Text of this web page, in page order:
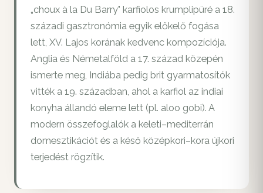
„choux à la Du Barry" karfiolos krumplipüré a 18.
századi gasztronómia egyik előkelő fogása
lett, XV. Lajos korának kedvenc kompozíciója.
Anglia és Németalföld a 17. század közepén
ismerte meg, Indiába pedig brit gyarmatosítók
vitték a 19. században, ahol a karfiol az indiai
konyha állandó eleme lett (pl. aloo gobi). A
modern összefoglalók a keleti–mediterrán
domesztikációt és a késő középkori–kora újkori
terjedést rögzítik.